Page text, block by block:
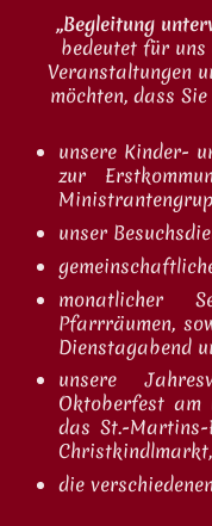
„Begleitung
bedeutet für
Veranstaltungen
möchten, dass
unsere Kinder-
zur
unser
monatlicher
Pfarrräumen,
Dienstagabend
unsere
Oktoberfest am
das St.-
Christkindlmarkt,
die